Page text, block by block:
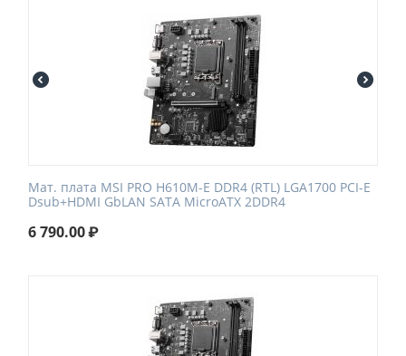
Мат. плата MSI PRO H610M-E DDR4 (RTL) LGA1700 PCI-E
Dsub+HDMI GbLAN SATA MicroATX 2DDR4
6 790.00₽